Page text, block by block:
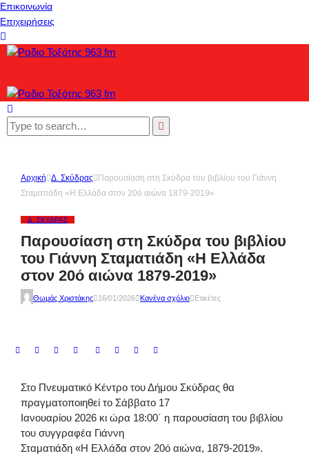
Επικοινωνία
Επιχειρήσεις
Αρχική Δ. Σκύδρας
Παρουσίαση στη Σκύδρα του βιβλίου του Γιάννη
Σταματιάδη «Η Ελλάδα στον 20ό αιώνα 1879-2019»
Δ. ΣΚΎΔΡΑΣ
Παρουσίαση στη Σκύδρα του βιβλίου
του Γιάννη Σταματιάδη «Η Ελλάδα
στον 20ό αιώνα 1879-2019»
Θωμάς Χριστάκης 16/01/2026 Κανένα σχόλιο Ετικέτες
Στο Πνευματικό Κέντρο του Δήμου Σκύδρας θα
πραγματοποιηθεί το Σάββατο 17
Ιανουαρίου 2026 κι ώρα 18:00΄ η παρουσίαση του βιβλίου
του συγγραφέα Γιάννη
Σταματιάδη «Η Ελλάδα στον 20ό αιώνα, 1879-2019».